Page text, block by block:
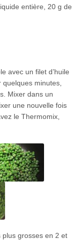
entière, 20 g de
avec un filet d’huile
minutes,
Mixer dans un
une nouvelle fois
le Thermomix,
grosses en 2 et